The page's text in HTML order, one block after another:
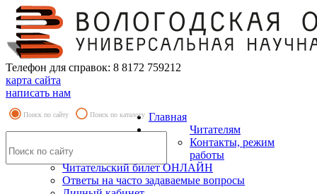
Телефон для справок: 8 8172 759212
карта сайта
написать нам
Поиск по сайту Поиск по каталогу Главная
Читателям
Контакты, режим
работы
Читательский билет ОНЛАЙН
Ответы на часто задаваемые вопросы